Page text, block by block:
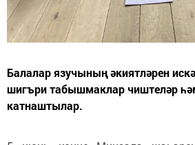
Балалар язучының әкиятләрен
шигъри табышмаклар чиштеләр
катнаштылар.